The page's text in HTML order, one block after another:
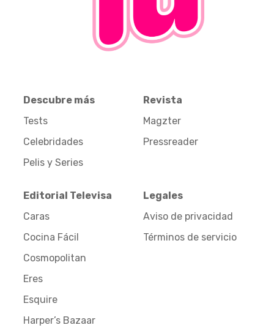
Descubre más
Tests
Celebridades
Pelis y Series
Revista
Magzter
Pressreader
Editorial Televisa
Caras
Cocina Fácil
Cosmopolitan
Eres
Esquire
Harper’s Bazaar
Legales
Aviso de privacidad
Términos de servicio